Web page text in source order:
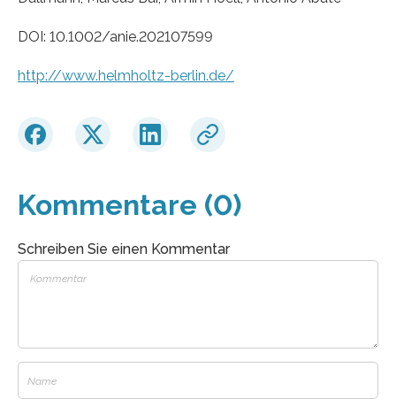
DOI: 10.1002/anie.202107599
http://www.helmholtz-berlin.de/
Kommentare (0)
Schreiben Sie einen Kommentar